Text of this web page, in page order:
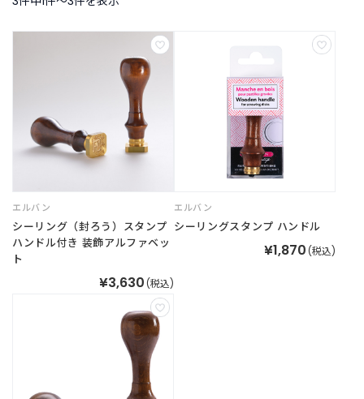
ッ
G
O
R
Y
カ
エルバン
シーリング（封ろう）スタンプ
ハンドル付き 装飾アルファベッ
ト
¥3,630 (税込)
エルバン
シーリングスタンプ ハンドル
¥1,870 (税込)